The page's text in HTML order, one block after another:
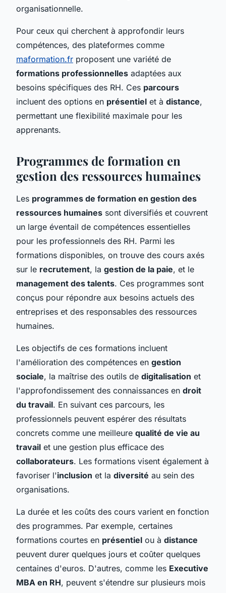
organisationnelle.
Pour ceux qui cherchent à approfondir leurs
compétences, des plateformes comme
maformation.fr proposent une variété de
formations professionnelles adaptées aux
besoins spécifiques des RH. Ces parcours
incluent des options en présentiel et à distance,
permettant une flexibilité maximale pour les
apprenants.
Programmes de formation en
gestion des ressources humaines
Les programmes de formation en gestion des
ressources humaines sont diversifiés et couvrent
un large éventail de compétences essentielles
pour les professionnels des RH. Parmi les
formations disponibles, on trouve des cours axés
sur le recrutement, la gestion de la paie, et le
management des talents. Ces programmes sont
conçus pour répondre aux besoins actuels des
entreprises et des responsables des ressources
humaines.
Les objectifs de ces formations incluent
l'amélioration des compétences en gestion
sociale, la maîtrise des outils de digitalisation et
l'approfondissement des connaissances en droit
du travail. En suivant ces parcours, les
professionnels peuvent espérer des résultats
concrets comme une meilleure qualité de vie au
travail et une gestion plus efficace des
collaborateurs. Les formations visent également à
favoriser l'inclusion et la diversité au sein des
organisations.
La durée et les coûts des cours varient en fonction
des programmes. Par exemple, certaines
formations courtes en présentiel ou à distance
peuvent durer quelques jours et coûter quelques
centaines d'euros. D'autres, comme les Executive
MBA en RH, peuvent s'étendre sur plusieurs mois